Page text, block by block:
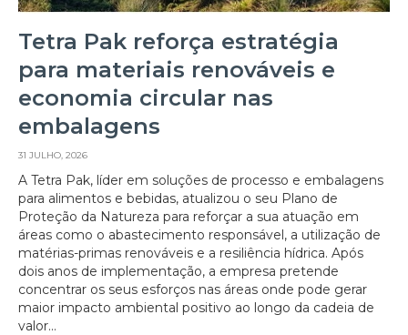
Tetra Pak reforça estratégia
para materiais renováveis e
economia circular nas
embalagens
31 JULHO, 2026
A Tetra Pak, líder em soluções de processo e embalagens
para alimentos e bebidas, atualizou o seu Plano de
Proteção da Natureza para reforçar a sua atuação em
áreas como o abastecimento responsável, a utilização de
matérias-primas renováveis e a resiliência hídrica. Após
dois anos de implementação, a empresa pretende
concentrar os seus esforços nas áreas onde pode gerar
maior impacto ambiental positivo ao longo da cadeia de
valor...